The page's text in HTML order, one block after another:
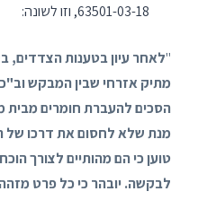
63501-03-18, וזו לשונה:
"לאחר עיון בטענות הצדדים,
מתיק אזרחי שבין המבקש
הסכים להעברת חומרים מבית
מנת שלא לחסום את דרכו של
טוען כי הם מהותיים לצורך
לבקשה. יובהר כי כל פרט